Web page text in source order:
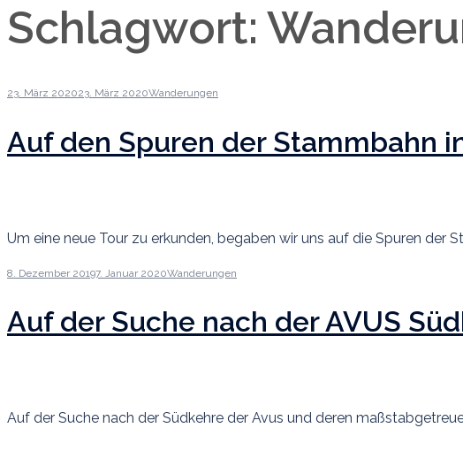
Schlagwort:
23. März 202023. März 2020Wanderungen
Auf den Spuren der Stammbahn
Um eine neue Tour zu erkunden, begaben wir uns auf die Spuren
8. Dezember 20197. Januar 2020Wanderungen
Auf der Suche nach der AVUS
Auf der Suche nach der Südkehre der Avus und deren